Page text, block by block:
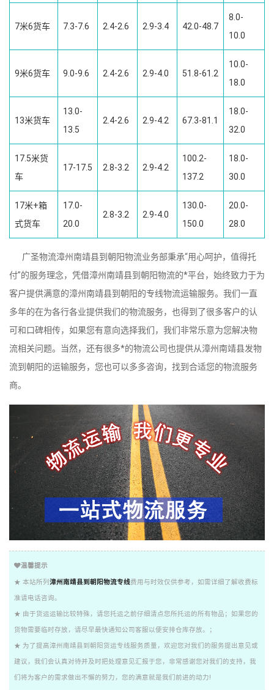
7米6货车 7.3-7.6 2.4-2.6 2.9-3.4 42.0-48.7
8.0-
10.0
9米6货车 9.0-9.6 2.4-2.6 2.9-4.0 51.8-61.2
10.0-
18.0
13米货车
13.0-
13.5
2.4-2.6 2.9-4.2 67.3-81.1
18.0-
32.0
17.5米货
车
17-17.5 2.8-3.2 2.9-4.2
100.2-
137.2
18.0-
30.0
17米+箱
式货车
17.0-
20.0
2.8-3.2 2.9-4.0
130.0-
150.0
20.0-
28.0
广圣物流漳州南靖县到朝阳物流业务部秉承“用心呵护，值得托
付”的服务理念，凭借漳州南靖县到朝阳物流的*平台，始终致力于为
客户提供满意的漳州南靖县到朝阳的专线物流运输服务。我们一直
多年的在为各行各业提供我们的物流服务，也得到了很多客户的认
可和口碑相传，如果您有意向选择我们，我们非常乐意为您解决物
流相关问题。当然，还有很多*的物流公司也提供从漳州南靖县发物
流到朝阳的运输服务，您也可以多多咨询，找到合适您的物流服务
商。
温馨提示
★ 本站所列 漳州南靖县到朝阳物流专线费用与时效仅供参考，如需详细了解收费标
准请电话咨询。
★ 由于货运运输比较特殊，请您托运之前仔细清点您所托运的所有物品；如果您的
货物需要临时存放，请尽早最快通知公司客服以便安排仓库存放。；
★ 为了提高漳州南靖县到朝阳货运专线服务质量，欢迎您对我们的服务提出意见或
建议，我们会认真对待并及时把处理意见汇报于您，非常感谢您对我们的支持，我
们将为客户的需求做出不懈的努力，您的满意就是我们前进的动力!